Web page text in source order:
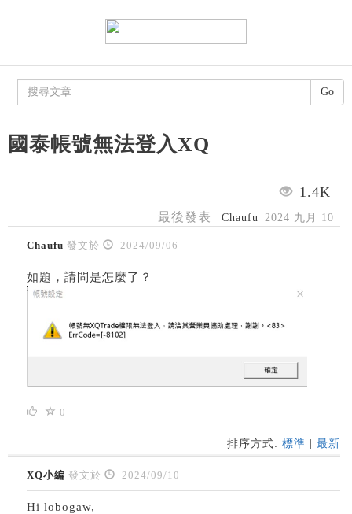
國泰帳號無法登入XQ
1.4K
最後發表 Chaufu 2024 九月 10
Chaufu 發文於 2024/09/06
如題，請問是怎麼了？
0
排序方式: 標準 | 最新
XQ小編 發文於 2024/09/10
Hi lobogaw,
Go